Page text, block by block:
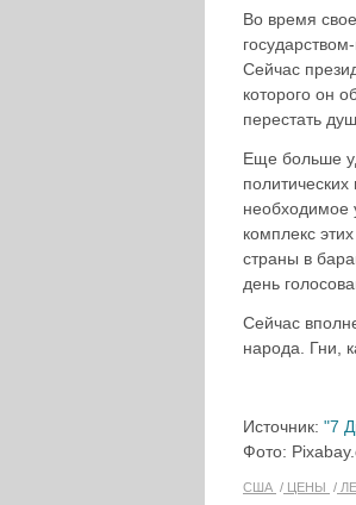
Во время
Сейчас
которого он
перестать
Еще больше
необходимое
комплекс
страны в
день
Сейчас
народа. Гни,
Источник: "7
Фото:
США ЦЕНЫ